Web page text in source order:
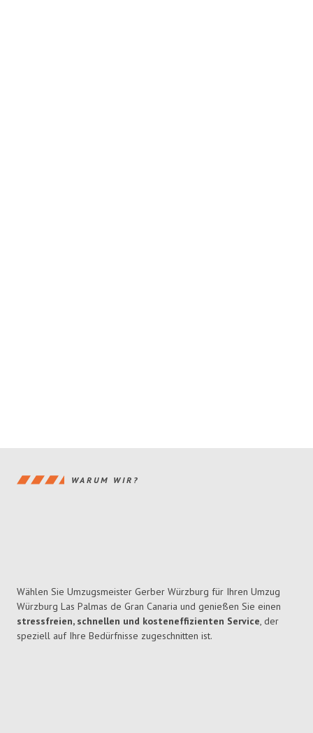
WARUM WIR?
Wählen Sie Umzugsmeister Gerber Würzburg für Ihren Umzug
Würzburg Las Palmas de Gran Canaria und genießen Sie einen
stressfreien, schnellen und kosteneffizienten Service, der
speziell auf Ihre Bedürfnisse zugeschnitten ist.